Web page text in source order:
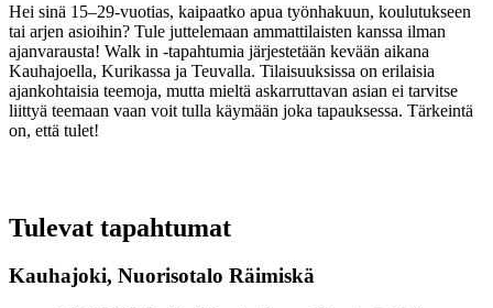
Hei sinä 15–29-vuotias, kaipaatko apua työnhakuun, koulutukseen
tai arjen asioihin? Tule juttelemaan ammattilaisten kanssa ilman
ajanvarausta! Walk in -tapahtumia järjestetään kevään aikana
Kauhajoella, Kurikassa ja Teuvalla. Tilaisuuksissa on erilaisia
ajankohtaisia teemoja, mutta mieltä askarruttavan asian ei tarvitse
liittyä teemaan vaan voit tulla käymään joka tapauksessa. Tärkeintä
on, että tulet!
Tulevat tapahtumat
Kauhajoki, Nuorisotalo Räimiskä